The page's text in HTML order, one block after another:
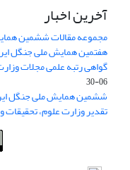
آخرین اخبار
مجموعه مقالات ششمین
هفتمین همایش ملی جنگل
گواهی رتبه علمی مجلات وزارت
06-30
ششمین همایش ملی جنگل
تقدیر وزارت علوم، تحقیقات